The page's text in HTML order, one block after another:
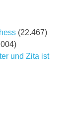
(22.467)
und Zita ist